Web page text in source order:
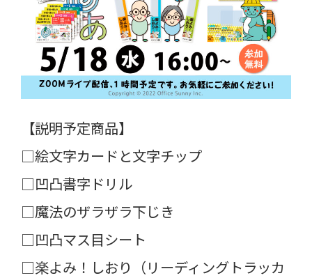
【説明予定商品】
□絵文字カードと文字チップ
□凹凸書字ドリル
□魔法のザラザラ下じき
□凹凸マス目シート
□楽よみ！しおり（リーディングトラッカ